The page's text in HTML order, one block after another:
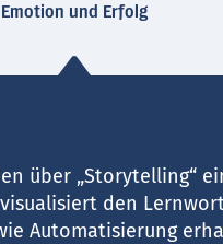
Emotion und Erfolg
über „Storytelling“
den
Automatisierung